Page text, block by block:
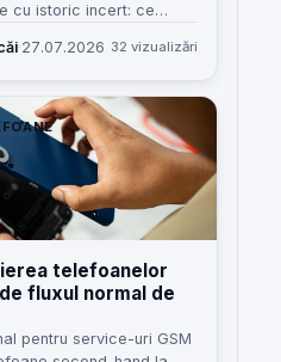
cu istoric incert: ce
să blochezi recepția.
·27.07.2026 32 vizualizări
telefoanelor
fluxul normal de
pentru service-uri GSM